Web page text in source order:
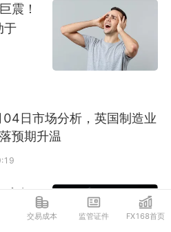
震！
于
日市场分析，英国制造业
预期升温
相
金融交易成本 监管证件 FX168首页